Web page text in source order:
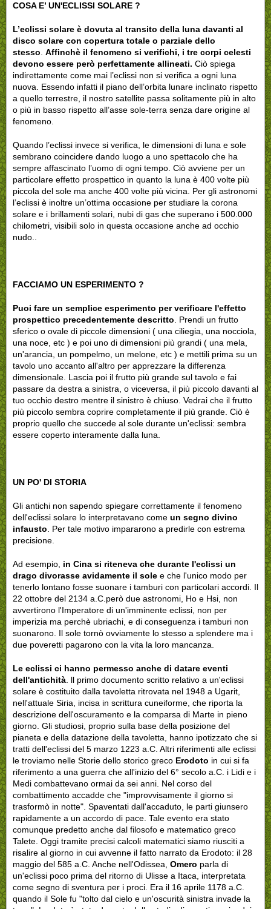
COSA E’ UN'ECLISSI SOLARE ?
L’eclissi solare è dovuta al transito della luna davanti al
disco solare con copertura totale o parziale dello
stesso. Affinchè il fenomeno si verifichi, i tre corpi celesti
devono essere però perfettamente allineati. Ciò spiega
indirettamente come mai l’eclissi non si verifica a ogni luna
nuova. Essendo infatti il piano dell’orbita lunare inclinato rispetto
a quello terrestre, il nostro satellite passa solitamente più in alto
o più in basso rispetto all’asse sole-terra senza dare origine al
fenomeno.
Quando l’eclissi invece si verifica, le dimensioni di luna e sole
sembrano coincidere dando luogo a uno spettacolo che ha
sempre affascinato l’uomo di ogni tempo. Ciò avviene per un
particolare effetto prospettico in quanto la luna è 400 volte più
piccola del sole ma anche 400 volte più vicina. Per gli astronomi
l’eclissi è inoltre un’ottima occasione per studiare la corona
solare e i brillamenti solari, nubi di gas che superano i 500.000
chilometri, visibili solo in questa occasione anche ad occhio
nudo..
FACCIAMO UN ESPERIMENTO ?
Puoi fare un semplice esperimento per verificare l'effetto
prospettico precedentemente descritto. Prendi un frutto
sferico o ovale di piccole dimensioni ( una ciliegia, una nocciola,
una noce, etc ) e poi uno di dimensioni più grandi ( una mela,
un'arancia, un pompelmo, un melone, etc ) e mettili prima su un
tavolo uno accanto all'altro per apprezzare la differenza
dimensionale. Lascia poi il frutto più grande sul tavolo e fai
passare da destra a sinistra, o viceversa, il più piccolo davanti al
tuo occhio destro mentre il sinistro è chiuso. Vedrai che il frutto
più piccolo sembra coprire completamente il più grande. Ciò è
proprio quello che succede al sole durante un'eclissi: sembra
essere coperto interamente dalla luna.
UN PO' DI STORIA
Gli antichi non sapendo spiegare correttamente il fenomeno
dell'eclissi solare lo interpretavano come un segno divino
infausto. Per tale motivo impararono a predirle con estrema
precisione.
Ad esempio, in Cina si riteneva che durante l'eclissi un
drago divorasse avidamente il sole e che l'unico modo per
tenerlo lontano fosse suonare i tamburi con particolari accordi. Il
22 ottobre del 2134 a.C.però due astronomi, Ho e Hsi, non
avvertirono l'Imperatore di un'imminente eclissi, non per
imperizia ma perchè ubriachi, e di conseguenza i tamburi non
suonarono. Il sole tornò ovviamente lo stesso a splendere ma i
due poveretti pagarono con la vita la loro mancanza.
Le eclissi ci hanno permesso anche di datare eventi
dell'antichità. ll primo documento scritto relativo a un'eclissi
solare è costituito dalla tavoletta ritrovata nel 1948 a Ugarit,
nell'attuale Siria, incisa in scrittura cuneiforme, che riporta la
descrizione dell'oscuramento e la comparsa di Marte in pieno
giorno. Gli studiosi, proprio sulla base della posizione del
pianeta e della datazione della tavoletta, hanno ipotizzato che si
tratti dell'eclissi del 5 marzo 1223 a.C. Altri riferimenti alle eclissi
le troviamo nelle Storie dello storico greco Erodoto in cui si fa
riferimento a una guerra che all'inizio del 6° secolo a.C. i Lidi e i
Medi combattevano ormai da sei anni. Nel corso del
combattimento accadde che "improvvisamente il giorno si
trasformò in notte". Spaventati dall'accaduto, le parti giunsero
rapidamente a un accordo di pace. Tale evento era stato
comunque predetto anche dal filosofo e matematico greco
Talete. Oggi tramite precisi calcoli matematici siamo riusciti a
risalire al giorno in cui avvenne il fatto narrato da Erodoto: il 28
maggio del 585 a.C. Anche nell'Odissea, Omero parla di
un'eclissi poco prima del ritorno di Ulisse a Itaca, interpretata
come segno di sventura per i proci. Era il 16 aprile 1178 a.C.
quando il Sole fu "tolto dal cielo e un'oscurità sinistra invade la